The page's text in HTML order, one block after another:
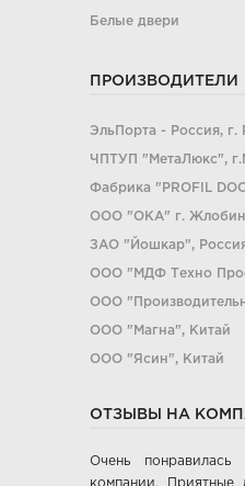
Белые двери
ПРОИЗВОДИТЕЛИ
ЭльПорта - Россия, г.
ЧПТУП "МетаЛюкс",
Фабрика "PROFIL
ООО "ОКА" г. Жлобин
ЗАО "Йошкар",
ООО "МДФ Техно
ООО
ООО "Магна", Китай
ООО "Ясин", Китай
ООО "Промет", г.
ОТЗЫВЫ НА
Очень понравилась
компании. Приятные